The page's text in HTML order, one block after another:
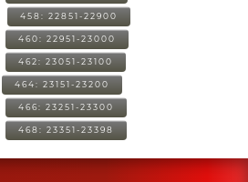
458: 22851-22900
460: 22951-23000
462: 23051-23100
464: 23151-23200
466: 23251-23300
468: 23351-23398